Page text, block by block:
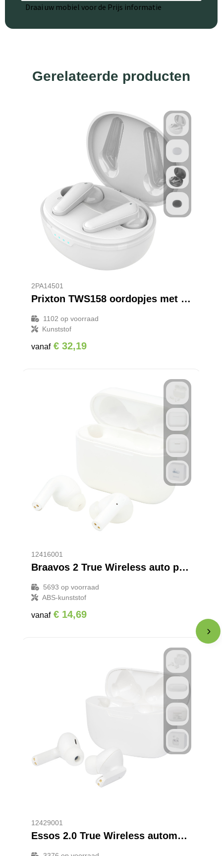
Draai uw mobiel voor de Prijs informatie
Gerelateerde producten
2PA14501
Prixton TWS158 oordopjes met ENC en ANC
1102 op voorraad
Kunststof
vanaf € 32,19
12416001
Braavos 2 True Wireless auto pair oordopjes
5693 op voorraad
ABS-kunststof
vanaf € 14,69
12429001
Essos 2.0 True Wireless automatisch koppelende oordopjes met houder